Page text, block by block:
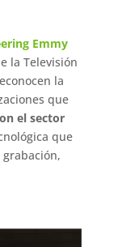
Emmy
la Televisión
la
que
el sector
que